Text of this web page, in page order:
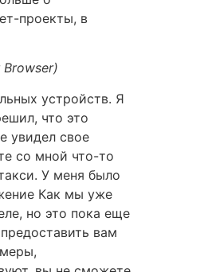
проекты, в
Browser)
устройств. Я
что это
увидел свое
со мной что-то
У меня было
Как мы уже
но это пока еще
вам